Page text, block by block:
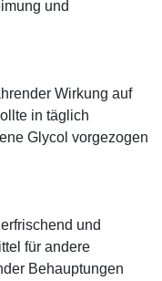
und
Wirkung auf
in täglich
Glycol vorgezogen
und
für andere
Behauptungen